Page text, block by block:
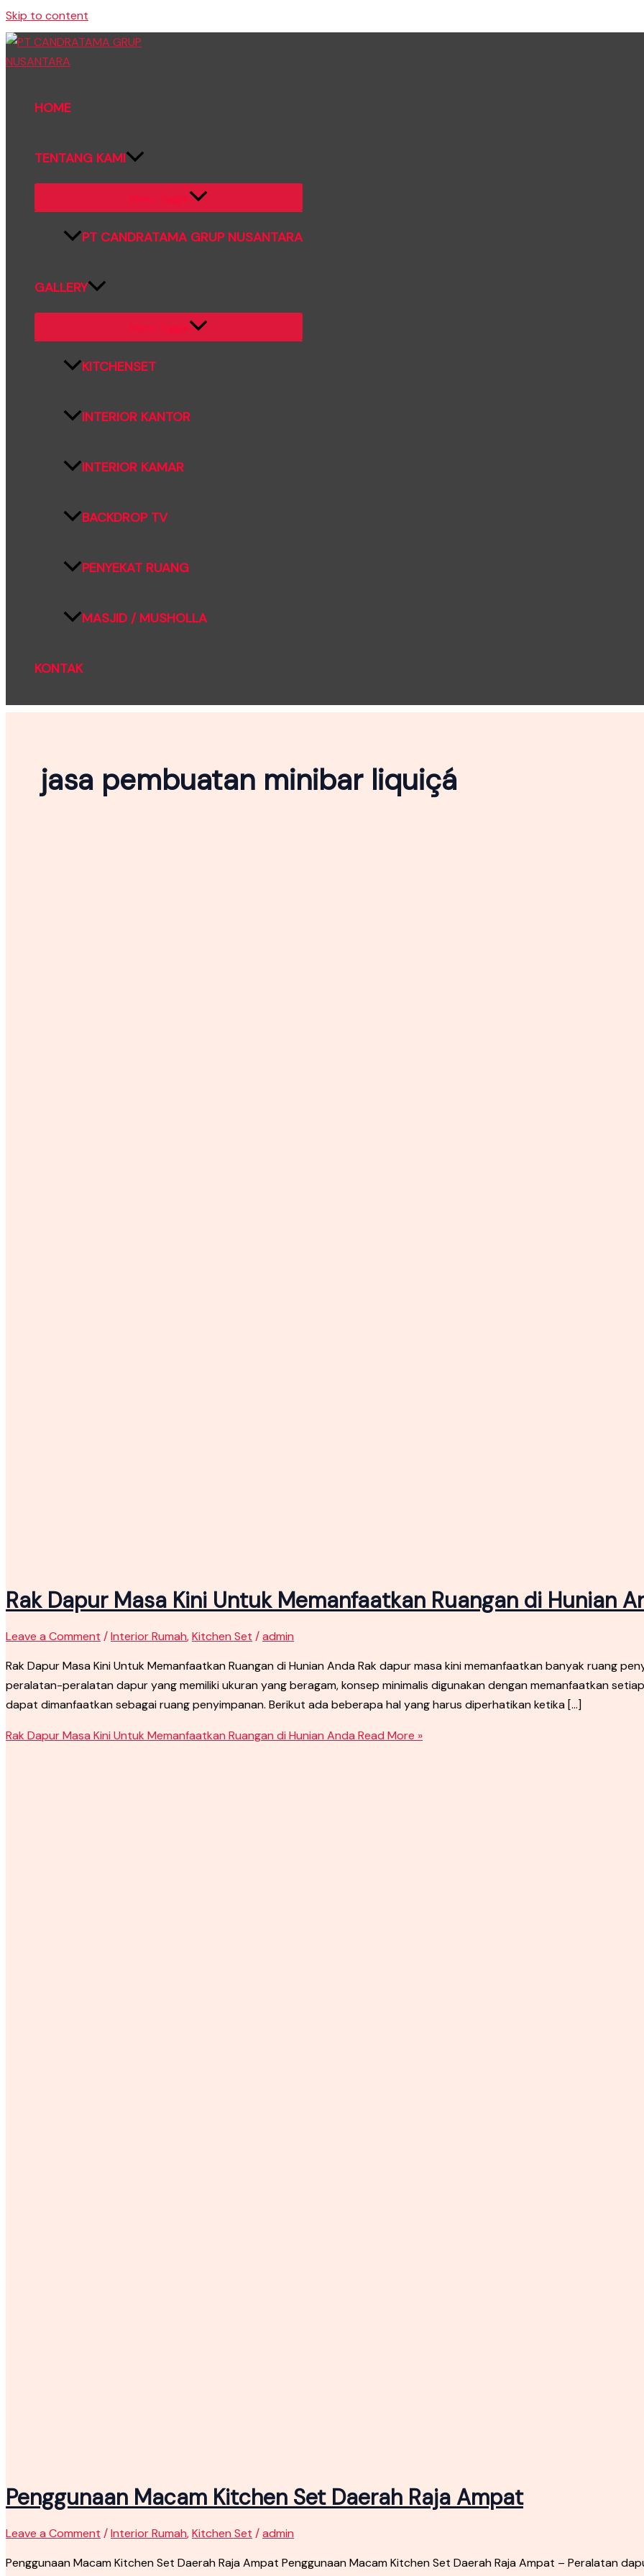
Skip to content
HOME
TENTANG KAMI
Menu Toggle
PT CANDRATAMA GRUP NUSANTARA
GALLERY
Menu Toggle
KITCHENSET
INTERIOR KANTOR
INTERIOR KAMAR
BACKDROP TV
PENYEKAT RUANG
MASJID / MUSHOLLA
KONTAK
jasa pembuatan minibar liquiçá
Rak Dapur Masa Kini Untuk Memanfaatkan Ruangan di Hunian
Leave a Comment /Interior Rumah,Kitchen Set /admin
Rak Dapur Masa Kini Untuk Memanfaatkan Ruangan di Hunian Anda Rak dapur masa kini memanfaatkan banyak ruang
peralatan-peralatan dapur yang memiliki ukuran yang beragam, konsep minimalis digunakan dengan memanfaatkan
dapat dimanfaatkan sebagai ruang penyimpanan. Berikut ada beberapa hal yang harus diperhatikan ketika […]
Rak Dapur Masa Kini Untuk Memanfaatkan Ruangan di Hunian Anda Read More »
Penggunaan Macam Kitchen Set Daerah Raja Ampat
Leave a Comment /Interior Rumah,Kitchen Set /admin
Penggunaan Macam Kitchen Set Daerah Raja Ampat Penggunaan Macam Kitchen Set Daerah Raja Ampat – Peralatan